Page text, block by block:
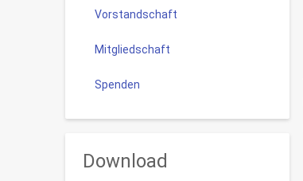
Vorstandschaft
Mitgliedschaft
Spenden
Download